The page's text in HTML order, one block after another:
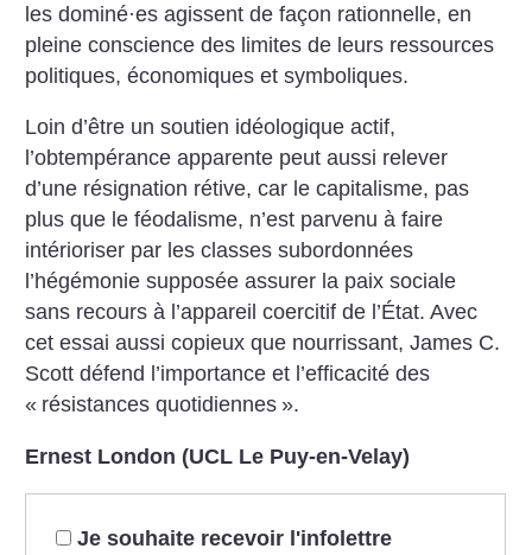
les dominé·es agissent de façon rationnelle, en
pleine conscience des limites de leurs ressources
politiques, économiques et symboliques.
Loin d’être un soutien idéologique actif,
l’obtempérance apparente peut aussi relever
d’une résignation rétive, car le capitalisme, pas
plus que le féodalisme, n’est parvenu à faire
intérioriser par les classes subordonnées
l’hégémonie supposée assurer la paix sociale
sans recours à l’appareil coercitif de l’État. Avec
cet essai aussi copieux que nourrissant, James C.
Scott défend l’importance et l’efficacité des
« résistances quotidiennes ».
Ernest London (UCL Le Puy-en-Velay)
Je souhaite recevoir l'infolettre